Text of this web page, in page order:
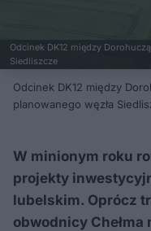
Odcinek DK12 między
Siedliszcze
Odcinek DK12 między
planowanego węzła
W minionym roku
projekty
lubelskim. Oprócz
obwodnicy Chełma